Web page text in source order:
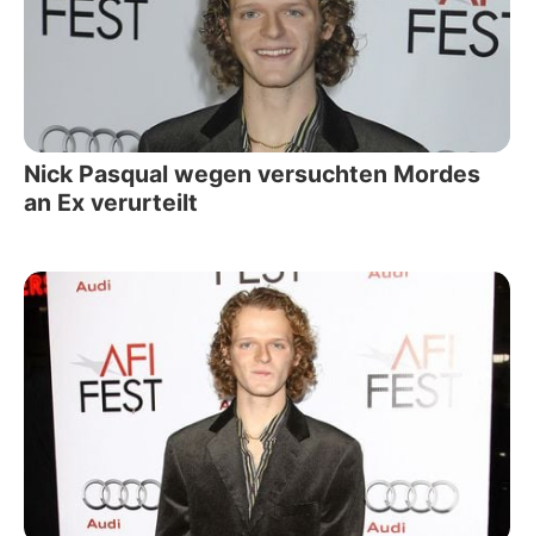
Nick Pasqual wegen versuchten Mordes
an Ex verurteilt